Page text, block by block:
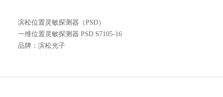
滨松位置灵敏探测器（PSD）
一维位置灵敏探测器 PSD S7105-16
品牌：滨松光子